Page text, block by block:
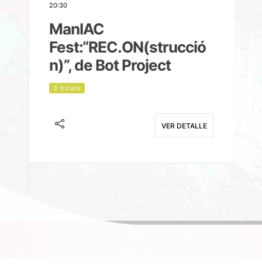
20:30
ManIAC
Fest:“REC.ON(strucció
n)”, de Bot Project
3 hours
VER DETALLE